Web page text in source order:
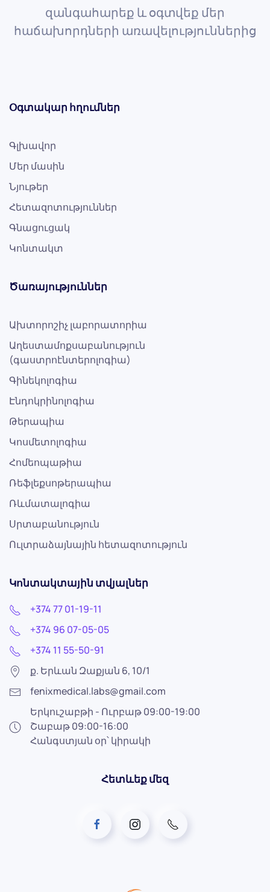
զանգահարեք և օգտվեք մեր
հաճախորդների առավելություններից
Օգտակար հղումներ
Գլխավոր
Մեր մասին
Նյութեր
Հետազոտություններ
Գնացուցակ
Կոնտակտ
Ծառայություններ
Ախտորոշիչ լաբորատորիա
Աղեստամոքսաբանություն
(գաստրոէնտերոլոգիա)
Գինեկոլոգիա
Էնդոկրինոլոգիա
Թերապիա
Կոսմետոլոգիա
Հոմեոպաթիա
Ռեֆլեքսոթերապիա
Ռևմատալոգիա
Սրտաբանություն
Ուլտրաձայնային հետազոտություն
Կոնտակտային տվյալներ
+374 77 01-19-11
+374 96 07-05-05
+374 11 55-50-91
ք. Երևան Զաքյան 6, 10/1
fenixmedical.labs@gmail.com
Երկուշաբթի - Ուրբաթ 09:00-19:00
Շաբաթ 09:00-16:00
Հանգստյան օր՝ կիրակի
Հետևեք մեզ